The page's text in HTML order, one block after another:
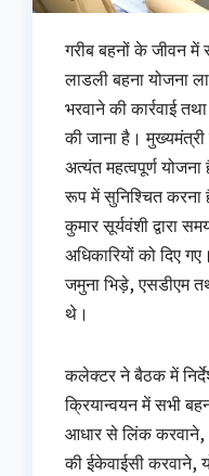
गरीब बहनों के जीवन
लाडली बहना योजना
भरवाने की कार्रवाई
की जाना है। मुख्यमंत्री
अत्यंत महत्वपूर्ण
रूप में सुनिश्चित करना
कुमार सूर्यवंशी द्वारा
अधिकारियों को दिए
जमुना भिड़े, एसडीएम
थे।
कलेक्टर ने बैठक में
क्रियान्वयन में सभी
आधार से लिंक करवाने,
की ईकेवाईसी करवाने,